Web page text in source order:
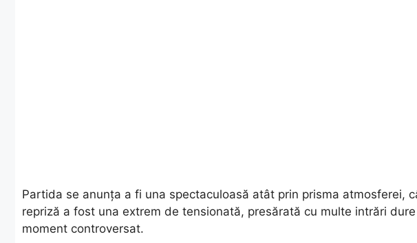
Partida se anunța a fi una spectaculoasă atât prin prisma atmosferei,
repriză a fost una extrem de tensionată, presărată cu multe intrări
moment controversat.